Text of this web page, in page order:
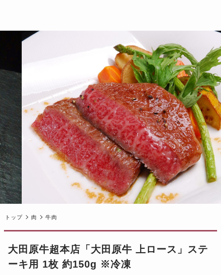
トップ 肉 牛肉
大田原牛超本店「大田原牛 上ロース」ステ
ーキ用 1枚 約150g ※冷凍